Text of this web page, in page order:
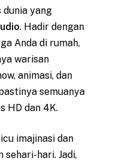
yang
. Hadir dengan
Anda di rumah,
warisan
animasi, dan
semuanya
HD dan 4K.
imajinasi dan
sehari-hari. Jadi,